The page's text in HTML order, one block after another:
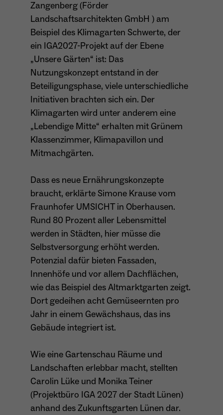
Zangenberg (Förder
Landschaftsarchitekten GmbH ) am
Beispiel des Klimagarten Schwerte, der
ein IGA2027-Projekt auf der Ebene
„Unsere Gärten“ ist: Das
Nutzungskonzept entstand in der
Beteiligungsphase, viele unterschiedliche
Initiativen brachten sich ein. Der
Klimagarten wird unter anderem eine
„Lebendige Mitte“ erhalten mit Grünem
Klassenzimmer, Klimapavillon und
Mitmachgärten.
Dass es neue Ernährungskonzepte
braucht, erklärte Simone Krause vom
Fraunhofer UMSICHT in Oberhausen.
Rund 80 Prozent aller Lebensmittel
werden in Städten, hier müsse die
Selbstversorgung erhöht werden.
Potenzial dafür bieten Fassaden,
Innenhöfe und vor allem Dachflächen,
wie das Beispiel des Altmarktgarten zeigt.
Dort gedeihen acht Gemüseernten pro
Jahr in einem Gewächshaus, das ins
Gebäude integriert ist.
Wie eine Gartenschau Räume und
Landschaften erlebbar macht, stellten
Carolin Lüke und Monika Teiner
(Projektbüro IGA 2027 der Stadt Lünen)
anhand des Zukunftsgarten Lünen dar.